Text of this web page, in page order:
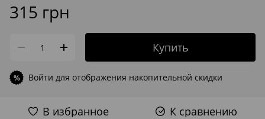
315 грн
Купить
% Войти для отображения накопительной скидки
В избранное К сравнению